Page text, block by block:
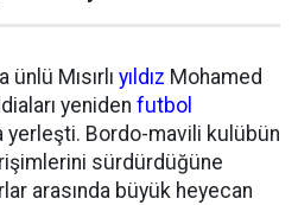
ünlü Mısırlı yıldız Mohamed
yeniden futbol
yerleşti. Bordo-mavili kulübün
sürdürdüğüne
arasında büyük heyecan